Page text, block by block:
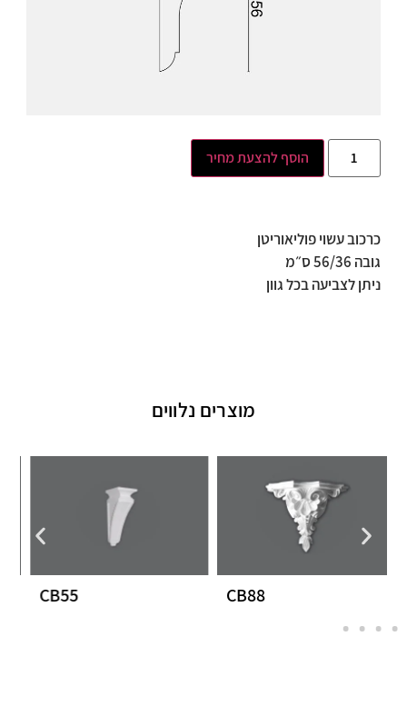
הוסף להצעת מחיר
כרכוב עשוי פוליאוריטן
גובה 56/36 ס״מ
ניתן לצביעה בכל גוון
מוצרים נלווים